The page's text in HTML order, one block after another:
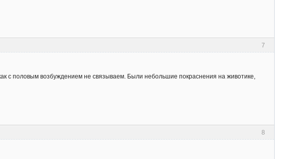
7
с половым возбуждением не связываем. Были небольшие покраснения на животике,
8